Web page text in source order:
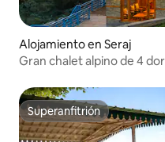
Alojamiento en Seraj
Gran chalet alpino de 4
Superanfitrión
Superanfitrión